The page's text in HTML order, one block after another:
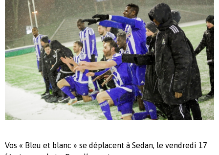
Vos « Bleu et blanc » se déplacent à Sedan, le vendredi 17